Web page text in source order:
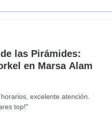
las Pirámides:
en Marsa Alam
excelente atención.
top!"